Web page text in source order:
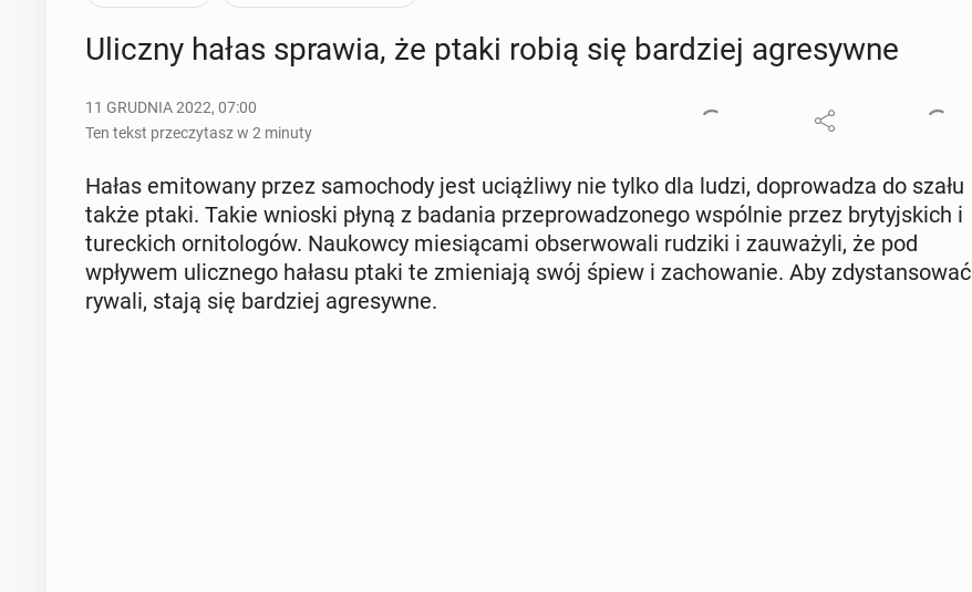
Uliczny hałas sprawia, że ptaki robią się bar­dziej agre­syw­ne
11 GRUDNIA 2022, 07:00
Ten tekst przeczytasz w 2 minuty
Hałas emi­to­wa­ny przez sa­mo­cho­dy jest uciąż­li­wy nie tylko dla ludzi, do­pro­wa­dza do szału
także ptaki. Takie wnioski płyną z badania prze­pro­wa­dzo­ne­go wspól­nie przez bry­tyj­skich i
tu­rec­kich or­ni­to­lo­gów. Na­ukow­cy mie­sią­ca­mi ob­ser­wo­wa­li rudziki i za­uwa­ży­li, że pod
wpływem ulicz­ne­go hałasu ptaki te zmie­nia­ją swój śpiew i za­cho­wa­nie. Aby zdy­stan­so­wać
rywali, stają się bar­dziej agre­syw­ne.